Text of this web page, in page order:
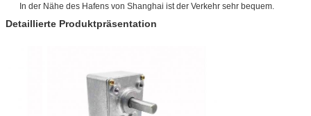
In der Nähe des Hafens von Shanghai ist der Verkehr sehr bequem.
Detaillierte Produktpräsentation